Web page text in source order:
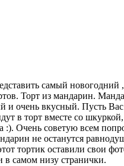
самый новогодний
Торт из мандарин.
и очень вкусный. Пусть Вас
в торт вместе со шкуркой,
:). Очень советую всем
не останутся
тортик оставили свои
в самом низу странички.